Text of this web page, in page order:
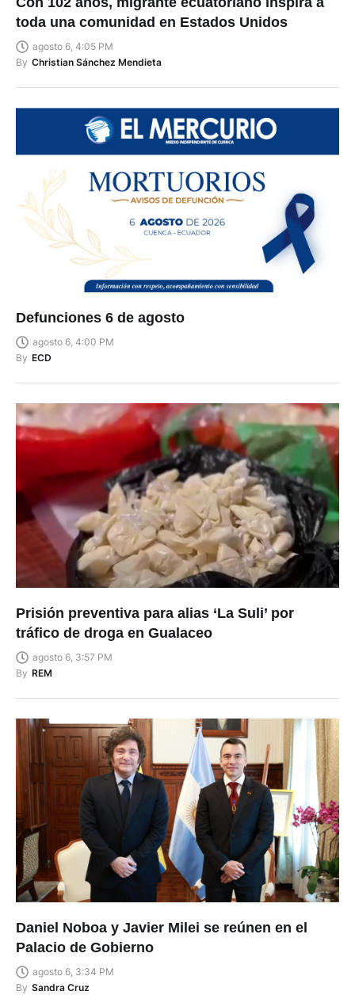
toda una comunidad en Estados Unidos
agosto 6, 4:05 PM
By Christian Sánchez Mendieta
Defunciones 6 de agosto
agosto 6, 4:00 PM
By ECD
Prisión preventiva para alias ‘La Suli’ por
tráfico de droga en Gualaceo
agosto 6, 3:57 PM
By REM
Daniel Noboa y Javier Milei se reúnen en el
Palacio de Gobierno
agosto 6, 3:34 PM
By Sandra Cruz